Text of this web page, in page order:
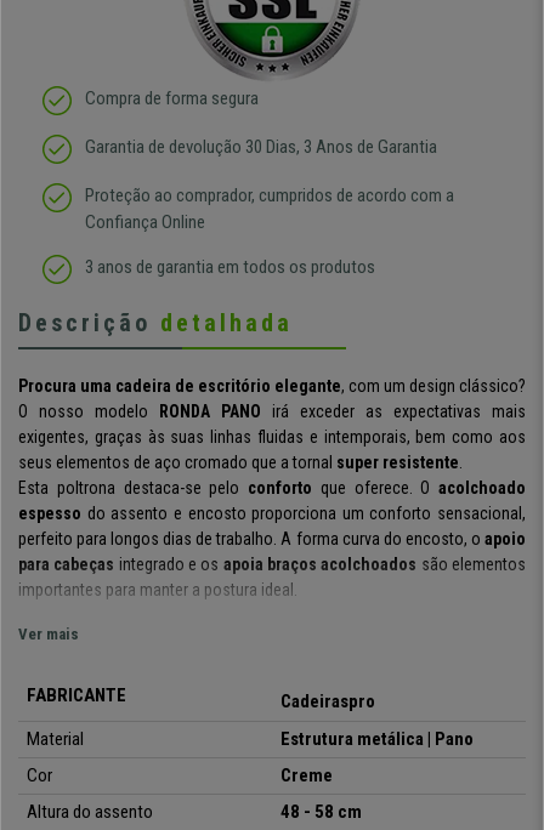
Compra de forma segura
Garantia de devolução 30 Dias, 3 Anos de Garantia
Proteção ao comprador, cumpridos de acordo com a
Confiança Online
3 anos de garantia em todos os produtos
Descrição detalhada
Procura uma cadeira de escritório elegante, com um design clássico?
O nosso modelo RONDA PANO irá exceder as expectativas mais
exigentes, graças às suas linhas fluidas e intemporais, bem como aos
seus elementos de aço cromado que a tornal super resistente
Esta poltrona destaca-se pelo conforto que oferece. O acolchoado
espesso do assento e encosto proporciona um conforto sensacional,
perfeito para longos dias de trabalho. A forma curva do encosto, o apoio
para cabeças integrado e os apoia braços acolchoados são elementos
importantes para manter a postura ideal.
Inclui um
descansar de uma forma confortável e prática são as suas
A sua função de balanço pode ser activada ou desactivada, bloqueando
ou libertando a sua posição inicial.
Este modelo foi
fabricado utilizando os materiais mais resistentes,
uma vez que suporta até
É forradaem pano de alta qualidade
Ver mais
FABRICANTE
Cadeiraspro
Material
Estrutura metálica | Pano
Cor
Creme
Altura do assento
48 - 58 cm